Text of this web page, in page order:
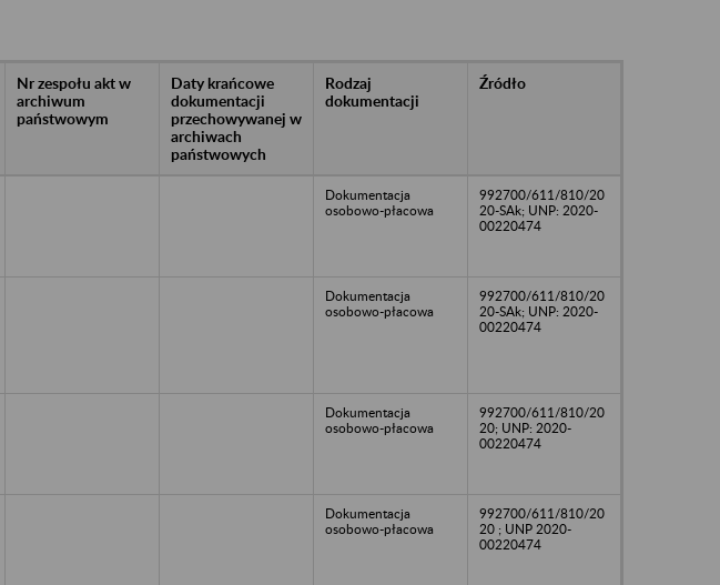
Nr zespołu akt w
archiwum
państwowym
Daty krańcowe
dokumentacji
przechowywanej w
archiwach
państwowych
Rodzaj
dokumentacji
Źródło
Dokumentacja
osobowo-płacowa
992700/611/810/20
20-SAk; UNP: 2020-
00220474
Dokumentacja
osobowo-płacowa
992700/611/810/20
20-SAk; UNP: 2020-
00220474
Dokumentacja
osobowo-płacowa
992700/611/810/20
20; UNP: 2020-
00220474
Dokumentacja
osobowo-płacowa
992700/611/810/20
20 ; UNP 2020-
00220474